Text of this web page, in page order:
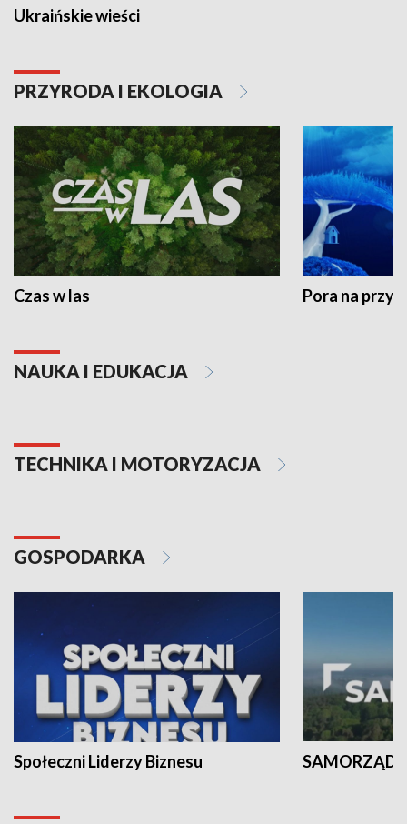
Ukraińskie wieści
PRZYRODA I EKOLOGIA
Czas w las Pora na
NAUKA I EDUKACJA
TECHNIKA I MOTORYZACJA
GOSPODARKA
Społeczni Liderzy Biznesu SAMORZĄD